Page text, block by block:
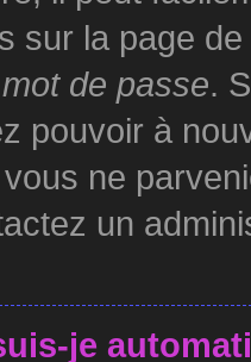
sur la page
de passe.
pouvoir à
ne
un
je